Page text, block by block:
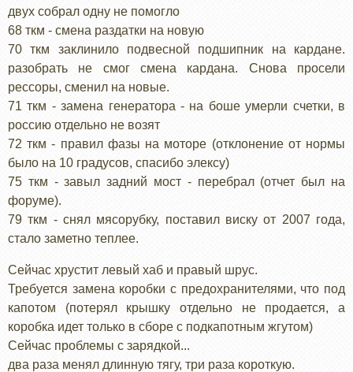
двух собрал одну не помогло
68 ткм - смена раздатки на новую
70 ткм заклинило подвесной подшипник на кардане.
разобрать не смог смена кардана. Снова просели
рессоры, сменил на новые.
71 ткм - замена генератора - на боше умерли счетки, в
россию отдельно не возят
72 ткм - правил фазы на моторе (отклонение от нормы
было на 10 градусов, спасибо элексу)
75 ткм - завыл задний мост - перебрал (отчет был на
форуме).
79 ткм - снял мясорубку, поставил виску от 2007 года,
стало заметно теплее.
Сейчас хрустит левый хаб и правый шрус.
Требуется замена коробки с предохранителями, что под
капотом (потерял крышку отдельно не продается, а
коробка идет только в сборе с подкапотным жгутом)
Сейчас проблемы с зарядкой...
два раза менял длинную тягу, три раза короткую.